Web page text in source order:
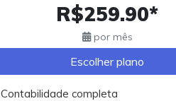
R$259.90*
por mês
Escolher plano
Contabilidade completa